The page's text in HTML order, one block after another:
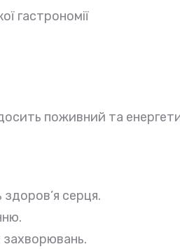
гастрономії
поживний та
серця.
захворювань.